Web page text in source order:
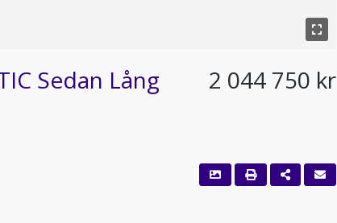
Sedan Lång
2 044 750 kr